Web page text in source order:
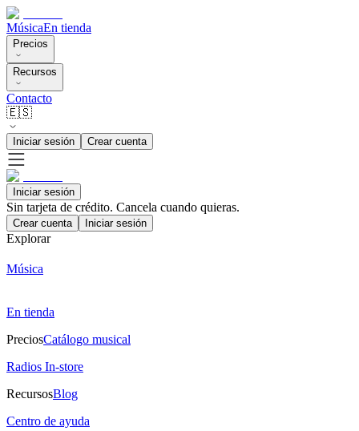
MúsicaEn tienda
Precios
Recursos
Contacto
🇪🇸
Iniciar sesión Crear cuenta
Iniciar sesión
Sin tarjeta de crédito. Cancela cuando quieras.
Crear cuenta Iniciar sesión
Explorar
Música
En tienda
PreciosCatálogo musical
Radios In-store
RecursosBlog
Centro de ayuda